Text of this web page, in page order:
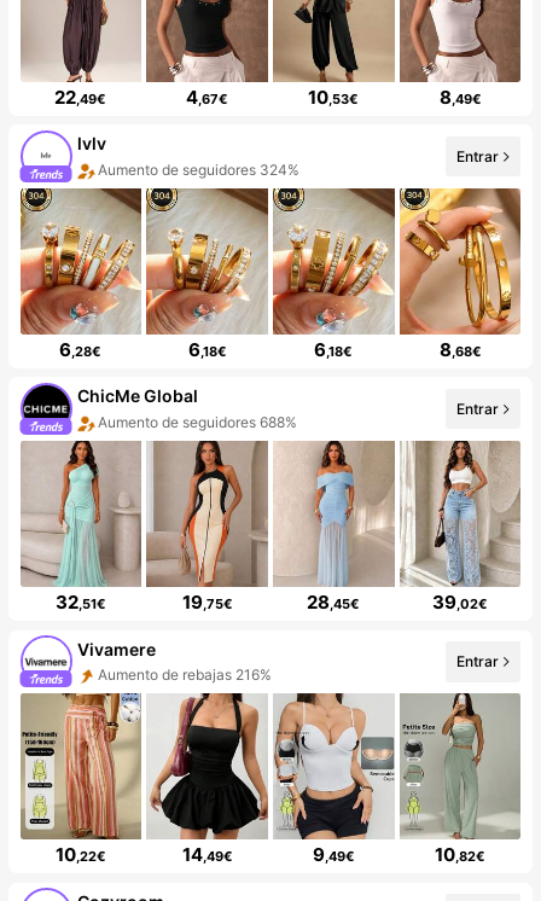
22,49€ 4,67€ 10,53€ 8,49€
lvlv
Aumento de seguidores 324%
Entrar
6,28€ 6,18€ 6,18€ 8,68€
ChicMe Global
Aumento de seguidores 688%
Entrar
32,51€ 19,75€ 28,45€ 39,02€
Vivamere
Aumento de rebajas 216%
Entrar
10,22€ 14,49€ 9,49€ 10,82€